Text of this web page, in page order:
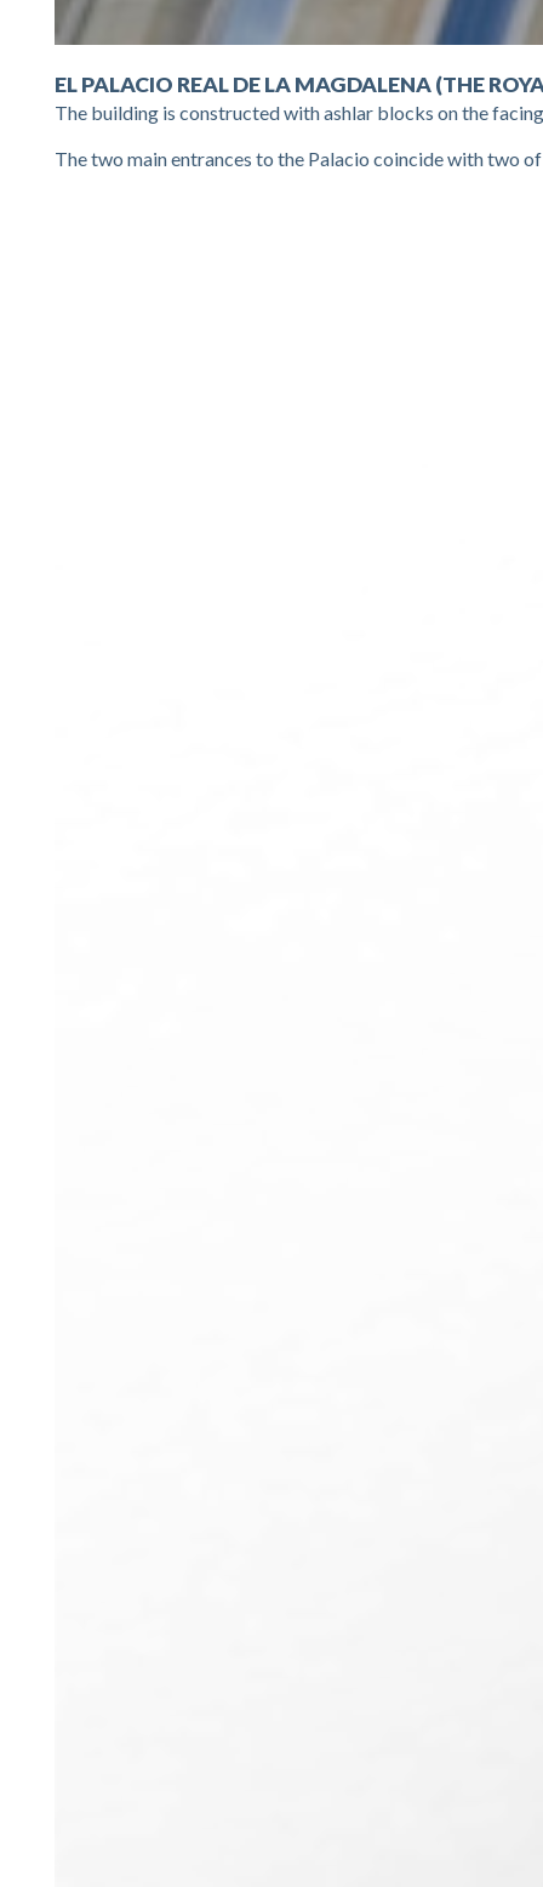
EL PALACIO REAL DE LA MAGDALENA (THE
The building is constructed with ashlar blocks on the
The two main entrances to the Palacio coincide with two